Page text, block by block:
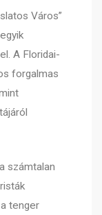
Város”
A Floridai-
forgalmas
számtalan
tenger